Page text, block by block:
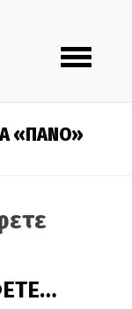
Toggle
navigation
«ΠΑΝΟ»